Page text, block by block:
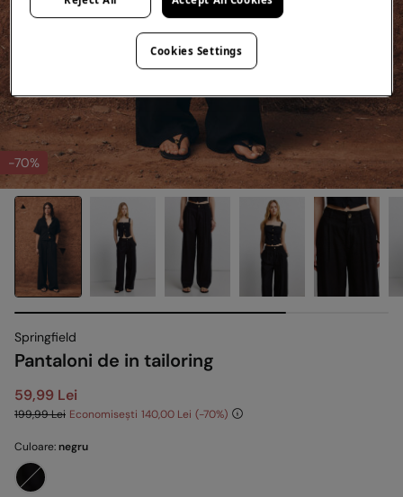
-70%
Springfield
Pantaloni de in tailoring
59,99 Lei
199,99 Lei Economisești 140,00 Lei 70
Culoare:negru
Cookies Settings